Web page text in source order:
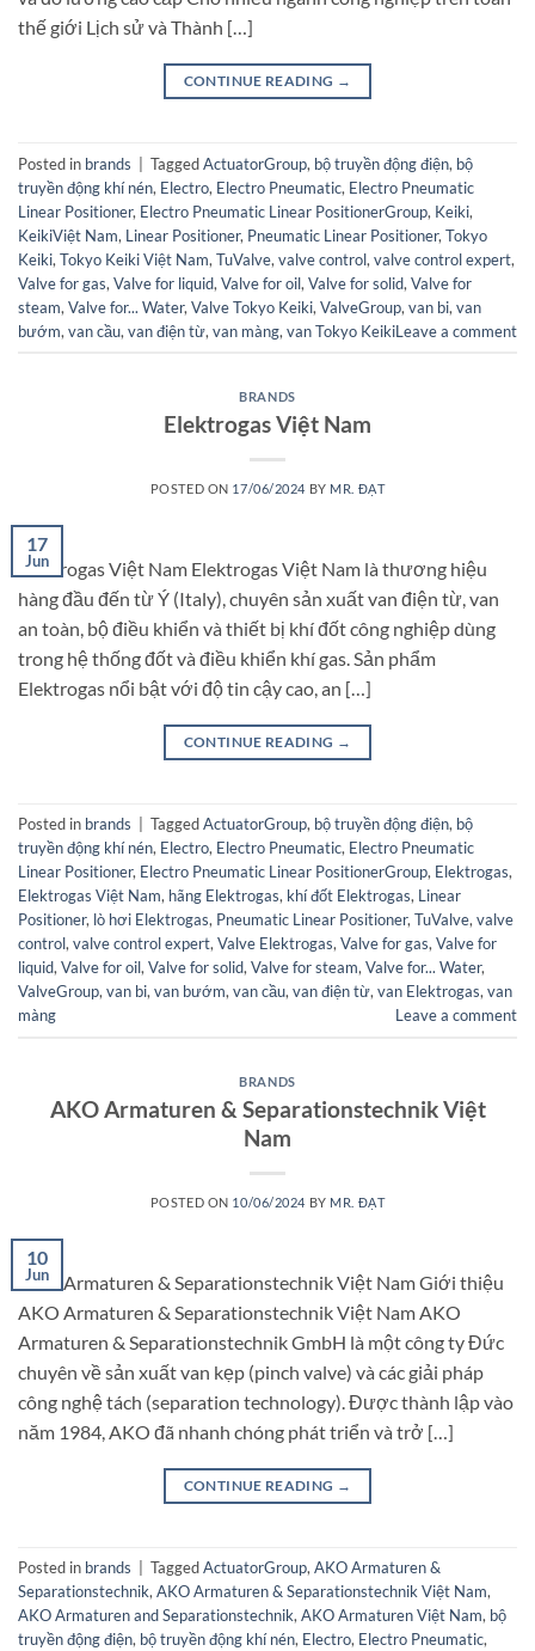
thế giới Lịch sử và Thành […]
CONTINUE READING →
Posted in brands | TaggedActuatorGroup, bộ truyền động điện, bộ
truyền động khí nén, Electro, Electro Pneumatic, Electro Pneumatic
Linear Positioner, Electro Pneumatic Linear PositionerGroup, Keiki,
KeikiViệt Nam, Linear Positioner, Pneumatic Linear Positioner, Tokyo
Keiki, Tokyo Keiki Việt Nam, TuValve, valve control, valve control expert,
Valve for gas, Valve for liquid, Valve for oil, Valve for solid, Valve for
steam, Valve for... Water, Valve Tokyo Keiki, ValveGroup, van bi, van
bướm, van cầu, van điện từ, van màng, van Tokyo KeikiLeave a comment
BRANDS
Elektrogas Việt Nam
POSTED ON 17/06/2024 BY MR. ĐẠT
17
Jun
Elektrogas Việt Nam Elektrogas Việt Nam là thương hiệu
hàng đầu đến từ Ý (Italy), chuyên sản xuất van điện từ, van
an toàn, bộ điều khiển và thiết bị khí đốt công nghiệp dùng
trong hệ thống đốt và điều khiển khí gas. Sản phẩm
Elektrogas nổi bật với độ tin cậy cao, an […]
CONTINUE READING →
Posted in brands TaggedActuatorGroup, bộ truyền động điện, bộ
truyền động khí nén, Electro, Electro Pneumatic, Electro Pneumatic
Linear Positioner, Electro Pneumatic Linear PositionerGroup, Elektrogas,
Elektrogas Việt Nam, hãng Elektrogas, khí đốt Elektrogas, Linear
Positioner, lò hơi Elektrogas, Pneumatic Linear Positioner,TuValve,valve
control,valve control expert,Valve Elektrogas,Valve for gas,Valve for
liquid,Valve for oil,Valve for solid,Valve for steam,Valve for... Water,
ValveGroup,van bi,van bướm,van cầu,van điện từ,van Elektrogas,van
màng
Leave a comment
BRANDS
AKO Armaturen & Separationstechnik Việt
Nam
POSTED ON 10/06/2024 BY MR. ĐẠT
10
Jun
AKO Armaturen & Separationstechnik Việt Nam Giới thiệu
AKO Armaturen & Separationstechnik Việt Nam AKO
Armaturen & Separationstechnik GmbH là một công ty Đức
chuyên về sản xuất van kẹp (pinch valve) và các giải pháp
công nghệ tách (separation technology). Được thành lập vào
năm 1984, AKO đã nhanh chóng phát triển và trở […]
CONTINUE READING →
Posted in brands TaggedActuatorGroup, AKO Armaturen &
Separationstechnik, AKO Armaturen & Separationstechnik Việt Nam,
AKO Armaturen and Separationstechnik, AKO Armaturen Việt Nam, bộ
truyền động điện, bộ truyền động khí nén, Electro, Electro Pneumatic,